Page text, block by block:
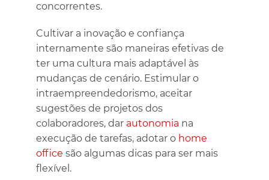
concorrentes.
Cultivar a inovação e confiança
internamente são maneiras efetivas de
ter uma cultura mais adaptável às
mudanças de cenário. Estimular o
intraempreendedorismo, aceitar
sugestões de projetos dos
colaboradores, dar autonomia na
execução de tarefas, adotar o home
office são algumas dicas para ser mais
flexível.